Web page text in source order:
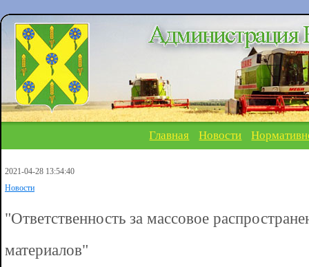
Главная Новости
2021-04-28 13:54:40
Новости
"Ответственность за массовое
материалов"